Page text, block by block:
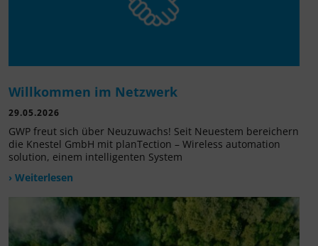
Willkommen im Netzwerk
29.05.2026
GWP freut sich über Neuzuwachs! Seit Neuestem bereichern
die Knestel GmbH mit planTection – Wireless automation
solution, einem intelligenten System
› Weiterlesen